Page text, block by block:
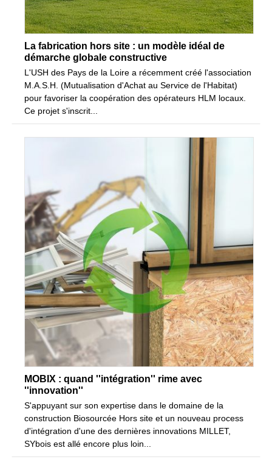
La fabrication hors site : un modèle idéal de
démarche globale constructive
L'USH des Pays de la Loire a récemment créé l'association
M.A.S.H. (Mutualisation d'Achat au Service de l'Habitat)
pour favoriser la coopération des opérateurs HLM locaux.
Ce projet s'inscrit...
MOBIX : quand ''intégration'' rime avec
''innovation''
S'appuyant sur son expertise dans le domaine de la
construction Biosourcée Hors site et un nouveau process
d'intégration d'une des dernières innovations MILLET,
SYbois est allé encore plus loin...